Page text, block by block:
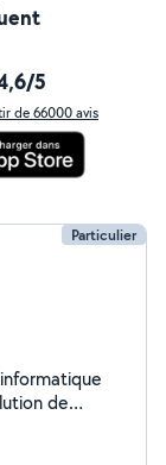
5
de 66000 avis
Particulier
de
à